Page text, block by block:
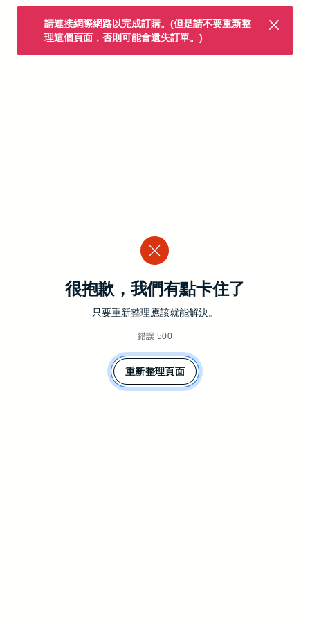
請連接網際網路以完成訂購。(但是請不要重新整
理這個頁面，否則可能會遺失訂單。)
很抱歉，我們有點卡住了
只要重新整理應該就能解決。
錯誤 500
重新整理頁面